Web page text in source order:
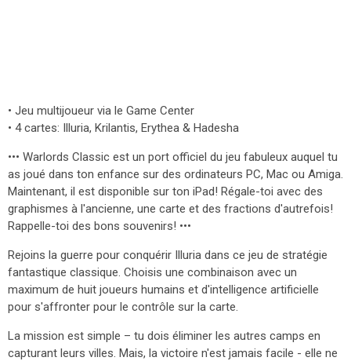
• Jeu multijoueur via le Game Center
• 4 cartes: Illuria, Krilantis, Erythea & Hadesha
••• Warlords Classic est un port officiel du jeu fabuleux auquel tu
as joué dans ton enfance sur des ordinateurs PC, Mac ou Amiga.
Maintenant, il est disponible sur ton iPad! Régale-toi avec des
graphismes à l'ancienne, une carte et des fractions d'autrefois!
Rappelle-toi des bons souvenirs! •••
Rejoins la guerre pour conquérir Illuria dans ce jeu de stratégie
fantastique classique. Choisis une combinaison avec un
maximum de huit joueurs humains et d'intelligence artificielle
pour s'affronter pour le contrôle sur la carte.
La mission est simple – tu dois éliminer les autres camps en
capturant leurs villes. Mais, la victoire n'est jamais facile - elle ne